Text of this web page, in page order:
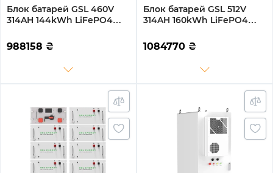
Блок батарей GSL 460V
314AH 144kWh LiFePO4
988158 ₴
Блок батарей GSL 512V
314AH 160kWh LiFePO4
1084770 ₴